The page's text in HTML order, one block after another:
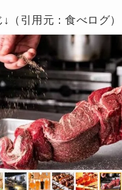
（引用元：食べログ）